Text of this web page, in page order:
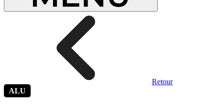
Retour
ALU